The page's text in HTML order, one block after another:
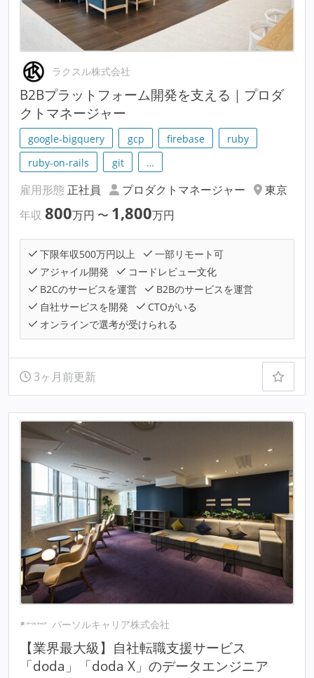
ラクスル株式会社
B2Bプラットフォーム開発を支える｜プロダ
クトマネージャー
google-bigquery gcp firebase
ruby
ruby-on-rails
git …
雇用形態 正社員 プロダクトマネージャー
東京
年収 800万円 〜 1,800万円
下限年収500万円以上
一部リモート可
アジャイル開発
コードレビュー文化
B2Cのサービスを運営
B2Bのサービスを運営
自社サービスを開発
CTOがいる
オンラインで選考が受けられる
3ヶ月前更新
パーソルキャリア株式会社
【業界最大級】自社転職支援サービス
「doda」「doda X」のデータエンジニア